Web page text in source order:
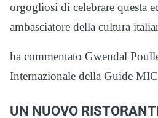
orgogliosi di celebrare questa
ambasciatore della cultura
ha commentato Gwendal
Internazionale della Guide
UN NUOVO